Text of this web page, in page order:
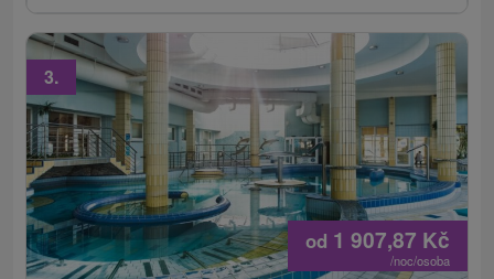
od 1 907,87 Kč
/noc/osoba
3.